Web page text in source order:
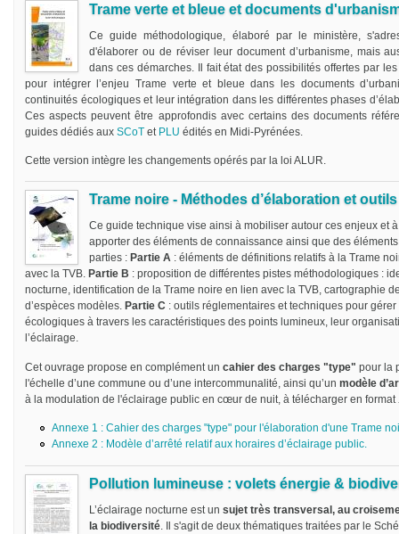
Trame verte et bleue et documents
Ce guide méthodologique, élaboré par le ministère,
d'élaborer ou de réviser leur document d’urbanisme, mais
dans ces démarches. Il fait état des possibilités offertes par
pour intégrer l’enjeu Trame verte et bleue dans les documents
continuités écologiques et leur intégration dans les différentes phases
Ces aspects peuvent être approfondis avec certains des documents
guides dédiés aux SCoT et PLU édités en Midi-Pyrénées.
Cette version intègre les changements opérés par la loi ALUR.
Trame noire - Méthodes d’élaboration et
Ce guide technique vise ainsi à mobiliser autour ces enjeux et
apporter des éléments de connaissance ainsi que des
parties : Partie A : éléments de définitions relatifs à la Trame
avec la TVB. Partie B : proposition de différentes pistes méthodologiques :
nocturne, identification de la Trame noire en lien avec la TVB, cartographie
d’espèces modèles. Partie C : outils réglementaires et techniques pour
écologiques à travers les caractéristiques des points lumineux, leur
l’éclairage.
Cet ouvrage propose en complément un cahier des charges "type" pour la
l'échelle d’une commune ou d’une intercommunalité, ainsi qu’un modèle
à la modulation de l'éclairage public en cœur de nuit, à télécharger en format
Annexe 1 : Cahier des charges "type" pour l'élaboration d'une Trame
Annexe 2 : Modèle d’arrêté relatif aux horaires d’éclairage public.
Pollution lumineuse : volets énergie &
L’éclairage nocturne est un sujet très transversal, au
la biodiversité. Il s'agit de deux thématiques traitées par le